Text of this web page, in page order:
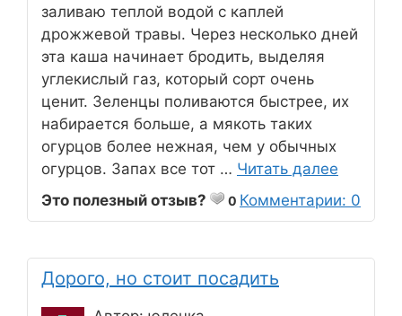
заливаю теплой водой с каплей
дрожжевой травы. Через несколько дней
эта каша начинает бродить, выделяя
углекислый газ, который сорт очень
ценит. Зеленцы поливаются быстрее, их
набирается больше, а мякоть таких
огурцов более нежная, чем у обычных
огурцов. Запах все тот … Читать далее
Это полезный отзыв?
0 Комментарии: 0
Дорого, но стоит посадить